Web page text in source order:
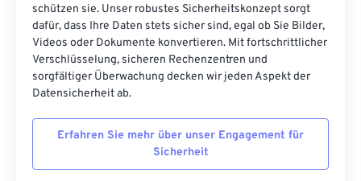
schützen sie. Unser robustes Sicherheitskonzept sorgt
dafür, dass Ihre Daten stets sicher sind, egal ob Sie Bilder,
Videos oder Dokumente konvertieren. Mit fortschrittlicher
Verschlüsselung, sicheren Rechenzentren und
sorgfältiger Überwachung decken wir jeden Aspekt der
Datensicherheit ab.
Erfahren Sie mehr über unser Engagement für
Sicherheit